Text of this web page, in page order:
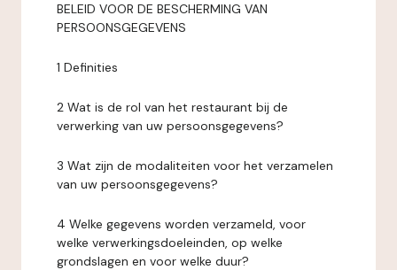
BELEID VOOR DE BESCHERMING VAN
PERSOONSGEGEVENS
1 Definities
2 Wat is de rol van het restaurant bij de
verwerking van uw persoonsgegevens?
3 Wat zijn de modaliteiten voor het verzamelen
van uw persoonsgegevens?
4 Welke gegevens worden verzameld, voor
welke verwerkingsdoeleinden, op welke
grondslagen en voor welke duur?